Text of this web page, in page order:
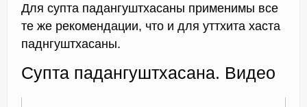
Для супта падангуштхасаны применимы все
те же рекомендации, что и для уттхита хаста
паднгуштхасаны.
Супта падангуштхасана. Видео